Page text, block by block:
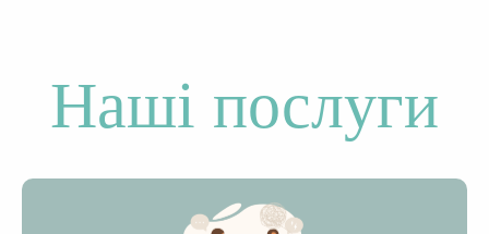
Наші послуги